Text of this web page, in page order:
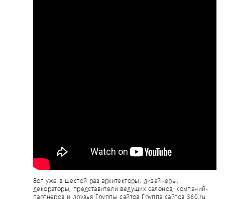
Вот уже в шестой раз архитекторы, дизайнеры,
декораторы, представители ведущих салонов, компаний-
партнеров и друзья Группы сайтов Группа сайтов 360.ru